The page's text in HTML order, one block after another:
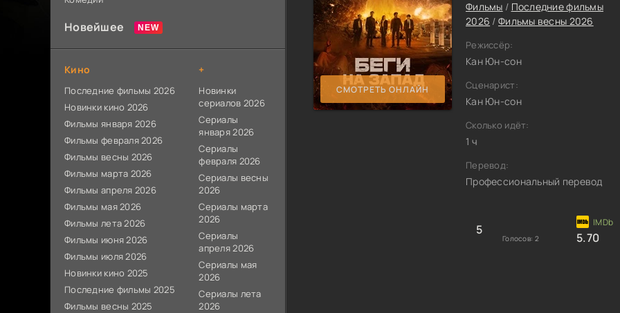
СМОТРЕТЬ ОНЛАЙН
Фильмы / Последние фильмы
2026 / Фильмы весны 2026
Режиссёр:
Кан Юн-сон
Сценарист:
Кан Юн-сон
Сколько идёт:
1 ч
Перевод:
Профессиональный перевод
5
Голосов: 2 5.70
Новейшее
Кино
Последние фильмы 2026
Новинки кино 2026
Фильмы января 2026
Фильмы февраля 2026
Фильмы весны 2026
Фильмы марта 2026
Фильмы апреля 2026
Фильмы мая 2026
Фильмы лета 2026
Фильмы июня 2026
Фильмы июля 2026
Новинки кино 2025
Последние фильмы 2025
Фильмы весны 2025
+
Новинки
сериалов 2026
Сериалы
января 2026
Сериалы
февраля 2026
Сериалы весны
2026
Сериалы марта
2026
Сериалы
апреля 2026
Сериалы мая
2026
Сериалы лета
2026